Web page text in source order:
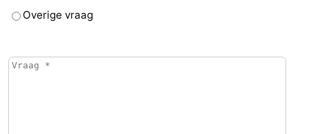
Overige vraag